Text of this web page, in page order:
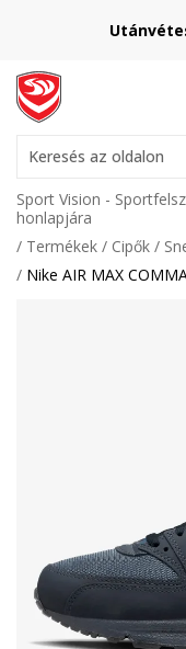
Keresés az oldalon
Sport Vision -
honlapjára
Termékek
Cipők
Nike AIR MAX